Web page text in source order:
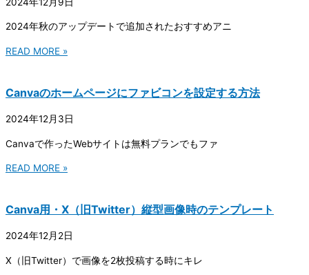
2024年秋のアップデートで追加されたおすすめアニ
READ MORE »
Canvaのホームページにファビコンを設定する方法
2024年12月3日
Canvaで作ったWebサイトは無料プランでもファ
READ MORE »
Canva用・X（旧Twitter）縦型画像時のテンプレート
2024年12月2日
X（旧Twitter）で画像を2枚投稿する時にキレ